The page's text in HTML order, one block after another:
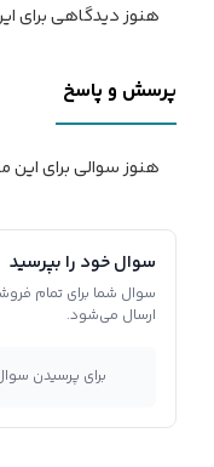
هنوز دیدگاهی برای
پرسش و پاسخ
هنوز سوالی برای
سوال خود را بپرسید
ارسال می‌شود.
برای پرسیدن